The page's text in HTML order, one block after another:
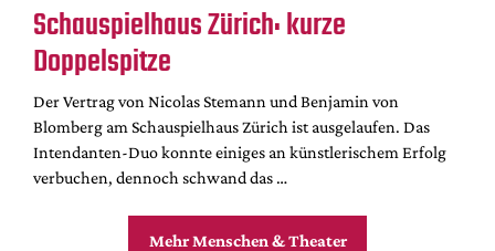
Schauspielhaus Zürich: kurze
Doppelspitze
Der Vertrag von Nicolas Stemann und Benjamin von
Blomberg am Schauspielhaus Zürich ist ausgelaufen. Das
Intendanten-Duo konnte einiges an künstlerischem Erfolg
verbuchen, dennoch schwand das …
Mehr Menschen & Theater